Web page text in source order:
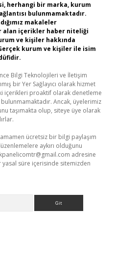
herhangi bir marka, kurum
bulunmamaktadır.
makaleler
alan içerikler haber niteliği
ve kişiler hakkında
kurum ve kişiler ile isim
Bilgi Teknolojileri ve İletişim
bir Yer Sağlayıcı olarak hizmet
içerikleri proaktif olarak denetleme
Ancak, üyelerimiz
taşımakta olup, siteye üye olarak
ücretsiz bir bilgi paylaşım
aykırı olduğunu
adresine
süre içerisinde sitemizden